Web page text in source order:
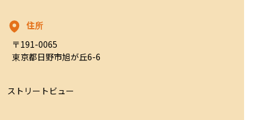
住所
〒191-0065
東京都日野市旭が丘6-6
ストリートビュー